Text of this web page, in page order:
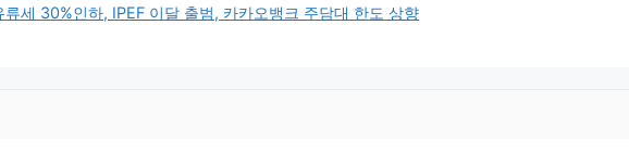
세 30%인하, IPEF 이달 출범, 카카오뱅크 주담대 한도 상향